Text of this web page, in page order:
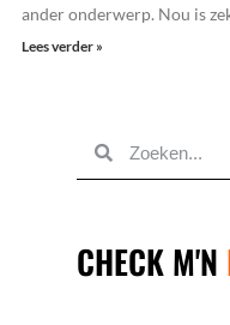
ander onderwerp. Nou is
Lees verder »
CHECK M'N
BERICHTJE
SAMEN
DOEN?